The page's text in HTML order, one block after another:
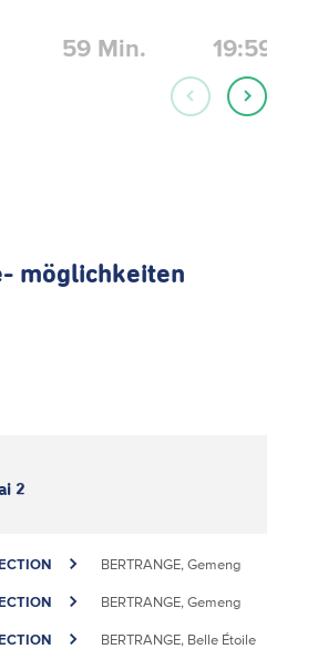
59 Min. 19:59
möglichkeiten
2
BERTRANGE, Gemeng
BERTRANGE, Gemeng
BERTRANGE, Belle Étoile